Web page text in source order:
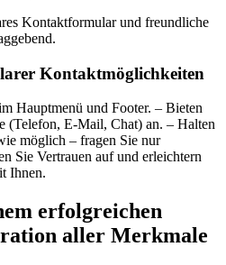
Kontaktformular und freundliche
Kontaktmöglichkeiten
Hauptmenü und Footer. – Bieten
(Telefon, E-Mail, Chat) an. – Halten
möglich – fragen Sie nur
Sie Vertrauen auf und erleichtern
Ihnen.
erfolgreichen
aller Merkmale